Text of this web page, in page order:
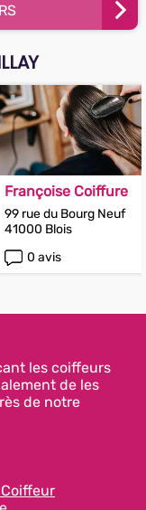
Françoise Coiffure
99 rue du Bourg Neuf
41000 Blois
0 avis
les coiffeurs
de les
de notre